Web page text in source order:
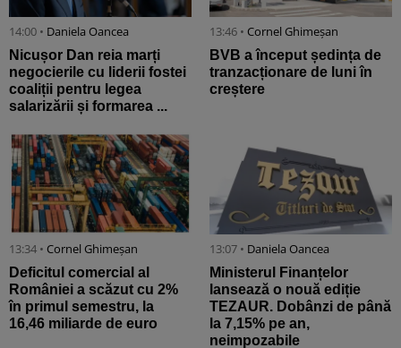
14:00 • Daniela Oancea
Nicușor Dan reia marți
negocierile cu liderii fostei
coaliții pentru legea
salarizării și formarea ...
13:46 • Cornel Ghimeșan
BVB a început ședința de
tranzacționare de luni în
creștere
13:34 • Cornel Ghimeșan
Deficitul comercial al
României a scăzut cu 2%
în primul semestru, la
16,46 miliarde de euro
13:07 • Daniela Oancea
Ministerul Finanțelor
lansează o nouă ediție
TEZAUR. Dobânzi de până
la 7,15% pe an,
neimpozabile